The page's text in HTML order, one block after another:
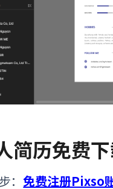
简历免费
：免费注册Pixso